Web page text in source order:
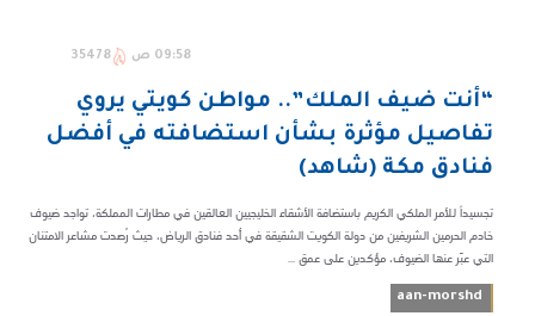
09:58 ص 35478
“أنت ضيف الملك”.. مواطن كويتي يروي
تفاصيل مؤثرة بشأن استضافته في أفضل
فنادق مكة (شاهد)
تجسيداً للأمر الملكي الكريم باستضافة الأشقاء الخليجيين العالقين في مطارات المملكة، تواجد ضيوف
خادم الحرمين الشريفين من دولة الكويت الشقيقة في أحد فنادق الرياض، حيث رُصدت مشاعر الامتنان
التي عبّر عنها الضيوف، مؤكدين على عمق ...
aan-morshd